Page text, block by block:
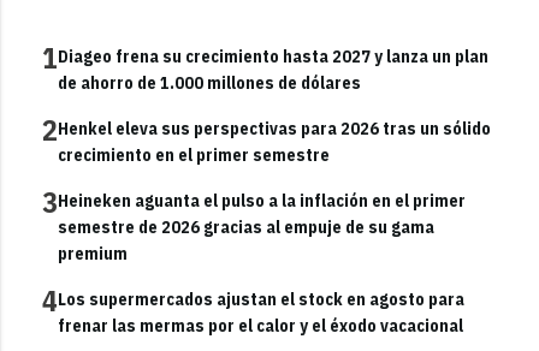
1Diageo frena su crecimiento hasta 2027 y lanza un plan
de ahorro de 1.000 millones de dólares
2Henkel eleva sus perspectivas para 2026 tras un sólido
crecimiento en el primer semestre
3Heineken aguanta el pulso a la inflación en el primer
semestre de 2026 gracias al empuje de su gama
premium
4Los supermercados ajustan el stock en agosto para
frenar las mermas por el calor y el éxodo vacacional